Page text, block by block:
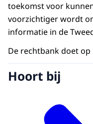
toekomst voor
voorzichtiger wordt
informatie in de
De rechtbank doet op
Hoort bij